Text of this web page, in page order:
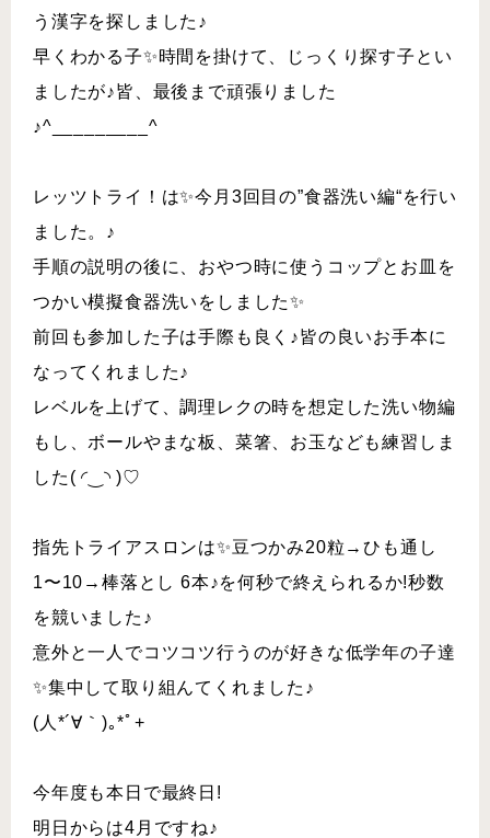
う漢字を探しました♪
早くわかる子✨時間を掛けて、じっくり探す子とい
ましたが♪皆、最後まで頑張りました
♪^_________^
レッツトライ！は✨今月3回目の”食器洗い編“を行い
ました。♪
手順の説明の後に、おやつ時に使うコップとお皿を
つかい模擬食器洗いをしました✨
前回も参加した子は手際も良く♪皆の良いお手本に
なってくれました♪
レベルを上げて、調理レクの時を想定した洗い物編
もし、ボールやまな板、菜箸、お玉なども練習しま
した( ◜‿◝ )♡
指先トライアスロンは✨豆つかみ20粒→ひも通し
1〜10→棒落とし 6本♪を何秒で終えられるか!秒数
を競いました♪
意外と一人でコツコツ行うのが好きな低学年の子達
✨集中して取り組んてくれました♪
(人*´∀｀)｡*ﾟ+
今年度も本日で最終日!
明日からは4月ですね♪